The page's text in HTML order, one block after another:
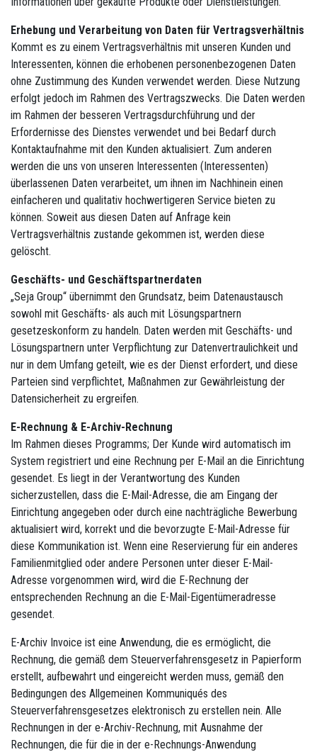
Erhebung und Verarbeitung von Daten für Vertragsverhältnis
Kommt es zu einem Vertragsverhältnis mit unseren Kunden und
Interessenten, können die erhobenen personenbezogenen Daten
ohne Zustimmung des Kunden verwendet werden. Diese Nutzung
erfolgt jedoch im Rahmen des Vertragszwecks. Die Daten werden
im Rahmen der besseren Vertragsdurchführung und der
Erfordernisse des Dienstes verwendet und bei Bedarf durch
Kontaktaufnahme mit den Kunden aktualisiert. Zum anderen
werden die uns von unseren Interessenten (Interessenten)
überlassenen Daten verarbeitet, um ihnen im Nachhinein einen
einfacheren und qualitativ hochwertigeren Service bieten zu
können. Soweit aus diesen Daten auf Anfrage kein
Vertragsverhältnis zustande gekommen ist, werden diese
gelöscht.
Geschäfts- und Geschäftspartnerdaten
„Seja Group“ übernimmt den Grundsatz, beim Datenaustausch
sowohl mit Geschäfts- als auch mit Lösungspartnern
gesetzeskonform zu handeln. Daten werden mit Geschäfts- und
Lösungspartnern unter Verpflichtung zur Datenvertraulichkeit und
nur in dem Umfang geteilt, wie es der Dienst erfordert, und diese
Parteien sind verpflichtet, Maßnahmen zur Gewährleistung der
Datensicherheit zu ergreifen.
E-Rechnung & E-Archiv-Rechnung
Im Rahmen dieses Programms; Der Kunde wird automatisch im
System registriert und eine Rechnung per E-Mail an die Einrichtung
gesendet. Es liegt in der Verantwortung des Kunden
sicherzustellen, dass die E-Mail-Adresse, die am Eingang der
Einrichtung angegeben oder durch eine nachträgliche Bewerbung
aktualisiert wird, korrekt und die bevorzugte E-Mail-Adresse für
diese Kommunikation ist. Wenn eine Reservierung für ein anderes
Familienmitglied oder andere Personen unter dieser E-Mail-
Adresse vorgenommen wird, wird die E-Rechnung der
entsprechenden Rechnung an die E-Mail-Eigentümeradresse
gesendet.
E-Archiv Invoice ist eine Anwendung, die es ermöglicht, die
Rechnung, die gemäß dem Steuerverfahrensgesetz in Papierform
erstellt, aufbewahrt und eingereicht werden muss, gemäß den
Bedingungen des Allgemeinen Kommuniqués des
Steuerverfahrensgesetzes elektronisch zu erstellen nein. Alle
Rechnungen in der e-Archiv-Rechnung, mit Ausnahme der
Rechnungen, die für die in der e-Rechnungs-Anwendung